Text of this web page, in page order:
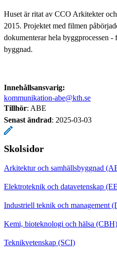
Huset är ritat av CCO Arkitekter
2015. Projektet med filmen
dokumenterar hela byggprocessen
byggnad.
Innehållsansvarig:
kommunikation-abe@kth.se
Tillhör: ABE
Senast ändrad: 2025-03-03
Skolsidor
Arkitektur och samhällsbyggnad
Elektroteknik och datavetenskap
Industriell teknik och management
Kemi, bioteknologi och hälsa (CBH)
Teknikvetenskap (SCI)